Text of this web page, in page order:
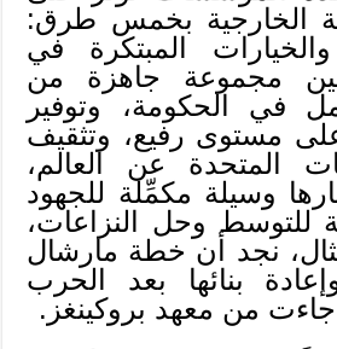
الخارجية بخمس طرق:
والخيارات المبتكرة في
مجموعة جاهزة من
في الحكومة، وتوفير
مستوى رفيع، وتثقيف
المتحدة عن العالم،
وسيلة مكمِّلة للجهود
للتوسط وحل النزاعات،
نجد أن خطة مارشال
بنائها بعد الحرب
جاءت من معهد بروكينغز.